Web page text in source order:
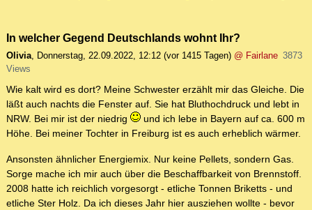
In welcher Gegend Deutschlands wohnt Ihr?
Olivia, Donnerstag, 22.09.2022, 12:12 (vor 1415 Tagen) @ Fairlane 3873
Views
Wie kalt wird es dort? Meine Schwester erzählt mir das Gleiche. Die
läßt auch nachts die Fenster auf. Sie hat Bluthochdruck und lebt in
NRW. Bei mir ist der niedrig
und ich lebe in Bayern auf ca. 600 m
Höhe. Bei meiner Tochter in Freiburg ist es auch erheblich wärmer.
Ansonsten ähnlicher Energiemix. Nur keine Pellets, sondern Gas.
Sorge mache ich mir auch über die Beschaffbarkeit von Brennstoff.
2008 hatte ich reichlich vorgesorgt - etliche Tonnen Briketts - und
etliche Ster Holz. Da ich dieses Jahr hier ausziehen wollte - bevor